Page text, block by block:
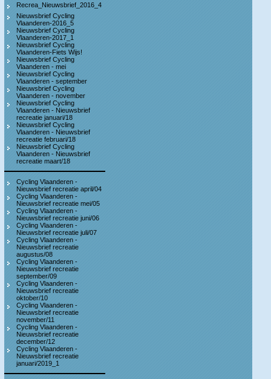
Recrea_Nieuwsbrief_2016_4
Nieuwsbrief Cycling
Vlaanderen-2016_5
Nieuwsbrief Cycling
Vlaanderen-2017_1
Nieuwsbrief Cycling
Vlaanderen-Fiets Wijs!
Nieuwsbrief Cycling
Vlaanderen - mei
Nieuwsbrief Cycling
Vlaanderen - september
Nieuwsbrief Cycling
Vlaanderen - november
Nieuwsbrief Cycling
Vlaanderen - Nieuwsbrief
recreatie januari/18
Nieuwsbrief Cycling
Vlaanderen - Nieuwsbrief
recreatie februari/18
Nieuwsbrief Cycling
Vlaanderen - Nieuwsbrief
recreatie maart/18
Cycling Vlaanderen -
Nieuwsbrief recreatie april/04
Cycling Vlaanderen -
Nieuwsbrief recreatie mei/05
Cycling Vlaanderen -
Nieuwsbrief recreatie juni/06
Cycling Vlaanderen -
Nieuwsbrief recreatie juli/07
Cycling Vlaanderen -
Nieuwsbrief recreatie
augustus/08
Cycling Vlaanderen -
Nieuwsbrief recreatie
september/09
Cycling Vlaanderen -
Nieuwsbrief recreatie
oktober/10
Cycling Vlaanderen -
Nieuwsbrief recreatie
november/11
Cycling Vlaanderen -
Nieuwsbrief recreatie
december/12
Cycling Vlaanderen -
Nieuwsbrief recreatie
januari/2019_1